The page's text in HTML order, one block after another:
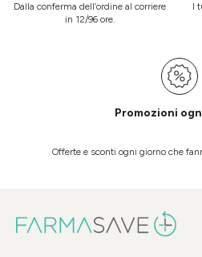
Dalla conferma dell’ordine al corriere
in 12/96 ore.
I
Promozioni
Offerte e sconti ogni giorno che